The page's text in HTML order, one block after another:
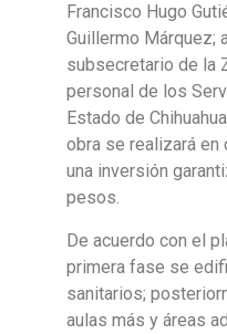
Francisco Hugo
Guillermo Márquez;
subsecretario de la
personal de los
Estado de
obra se realizará en
una inversión
pesos.
De acuerdo con el
primera fase se
sanitarios;
aulas más y áreas